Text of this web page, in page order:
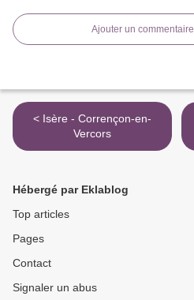
Ajouter un commentaire
< Isère - Corrençon-en-
Vercors
Hébergé par Eklablog
Top articles
Pages
Contact
Signaler un abus